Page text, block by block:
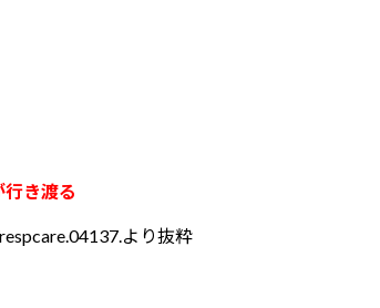
き渡る
より抜粋